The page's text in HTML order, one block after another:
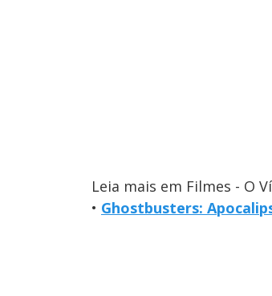
Leia mais em Filmes - O
• Ghostbusters: